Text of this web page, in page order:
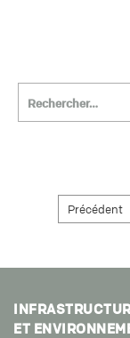
Précédent
ET